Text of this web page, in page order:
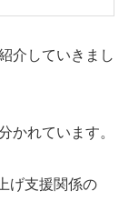
介していきまし
かれています。
げ支援関係の